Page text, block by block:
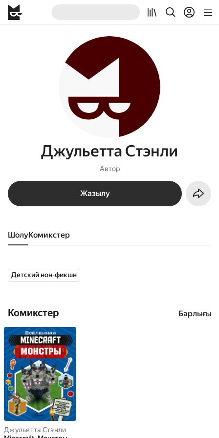
Джульетта Стэнли
Автор
Жазылу
Шолу комикстер
Детский нон-фикшн
Комикстер Барлығы
Джульетта Стэнли